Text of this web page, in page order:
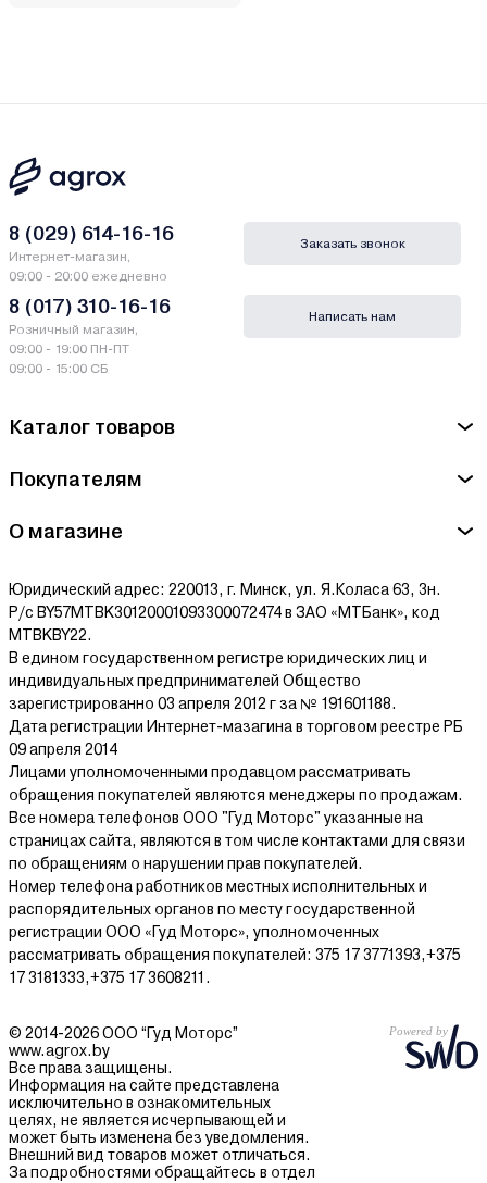
Каталог товаров
Покупателям
О магазине
Юридический адрес: 220013, г. Минск, ул. Я.Коласа 63, 3н.
Р/с BY57MTBK30120001093300072474 в ЗАО «МТБанк», код
MTBKBY22.
В едином государственном регистре юридических лиц и
индивидуальных предпринимателей Общество
зарегистрированно 03 апреля 2012 г за № 191601188.
Дата регистрации Интернет-мазагина в торговом реестре РБ
09 апреля 2014
Лицами уполномоченными продавцом рассматривать
обращения покупателей являются менеджеры по продажам.
Все номера телефонов ООО "Гуд Моторс" указанные на
страницах сайта, являются в том числе контактами для связи
по обращениям о нарушении прав покупателей.
Номер телефона работников местных исполнительных и
распорядительных органов по месту государственной
регистрации ООО «Гуд Моторс», уполномоченных
рассматривать обращения покупателей: 375 17 3771393,+375
17 3181333,+375 17 3608211.
8 (029) 614-16-16
Интернет-магазин,
09:00 - 20:00 ежедневно
8 (017) 310-16-16
Розничный магазин,
09:00 - 19:00 ПН-ПТ
09:00 - 15:00 СБ
Заказать звонок
Написать нам
© 2014-2026 ООО “Гуд Моторс”
www.agrox.by
Все права защищены.
Информация на сайте представлена
исключительно в ознакомительных
целях, не является исчерпывающей и
может быть изменена без уведомления.
Внешний вид товаров может отличаться.
За подробностями обращайтесь в отдел